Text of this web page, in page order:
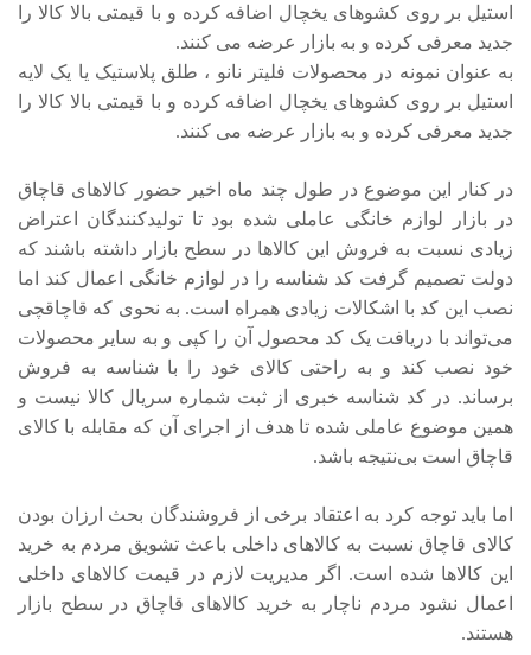
استیل بر روی کشوهای یخچال اضافه کرده و با قیمتی بالا کالا را
جدید معرفی کرده و به بازار عرضه می کنند.
به عنوان نمونه در محصولات فلیتر نانو ، طلق پلاستیک یا یک لایه
استیل بر روی کشوهای یخچال اضافه کرده و با قیمتی بالا کالا را
جدید معرفی کرده و به بازار عرضه می کنند.
در کنار این موضوع در طول چند ماه اخیر حضور کالاهای قاچاق
در بازار لوازم خانگی عاملی شده بود تا تولیدکنندگان اعتراض
زیادی نسبت به فروش این کالاها در سطح بازار داشته باشند که
دولت تصمیم گرفت کد شناسه را در لوازم خانگی اعمال کند اما
نصب این کد با اشکالات زیادی همراه است. به نحوی که قاچاقچی
می‌تواند با دریافت یک کد محصول آن را کپی و به سایر محصولات
خود نصب کند و به راحتی کالای خود را با شناسه به فروش
برساند. در کد شناسه خبری از ثبت شماره سریال کالا نیست و
همین موضوع عاملی شده تا هدف از اجرای آن که مقابله با کالای
قاچاق است بی‌نتیجه باشد.
اما باید توجه کرد به اعتقاد برخی از فروشندگان بحث ارزان بودن
کالای قاچاق نسبت به کالاهای داخلی باعث تشویق مردم به خرید
این کالاها شده است. اگر مدیریت لازم در قیمت کالاهای داخلی
اعمال نشود مردم ناچار به خرید کالاهای قاچاق در سطح بازار
هستند.